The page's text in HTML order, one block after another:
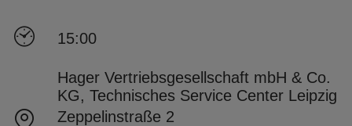
15:00
Hager Vertriebsgesellschaft mbH & Co.
KG, Technisches Service Center Leipzig
Zeppelinstraße 2